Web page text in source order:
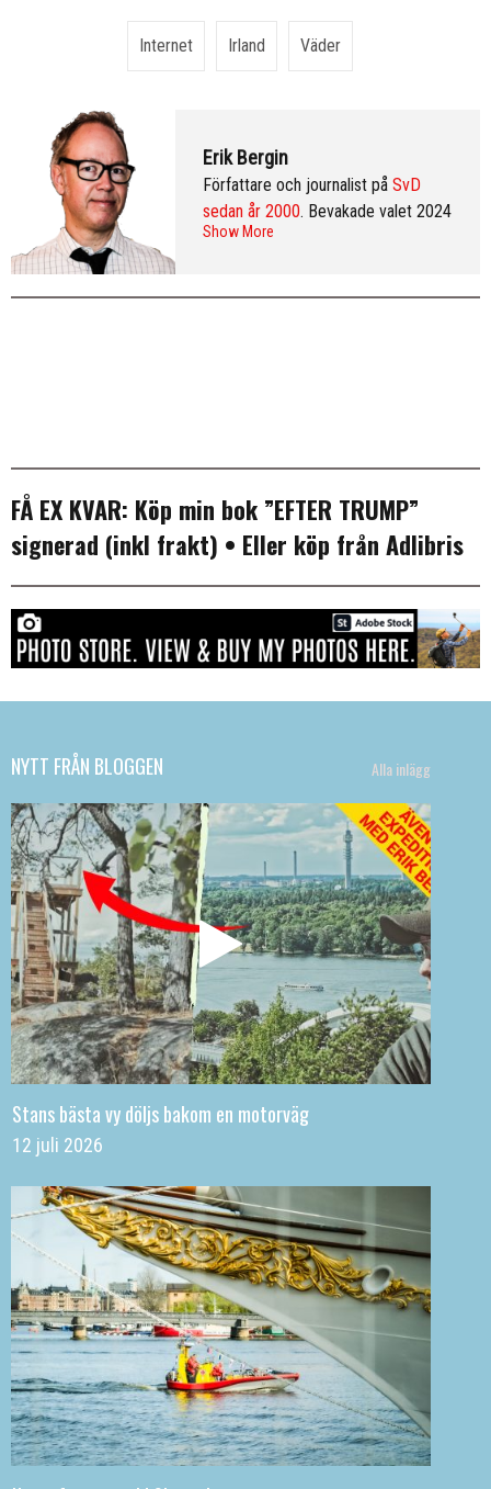
Internet Irland Väder
Erik Bergin
Författare och journalist på SvD
sedan år 2000. Bevakade valet 2024
från Washington DC och var SvD:s
Show More
FÅ EX KVAR: Köp min bok ”EFTER TRUMP”
signerad (inkl frakt) • Eller köp från Adlibris
NYTT FRÅN BLOGGEN Alla inlägg
Stans bästa vy döljs bakom en motorväg
12 juli 2026